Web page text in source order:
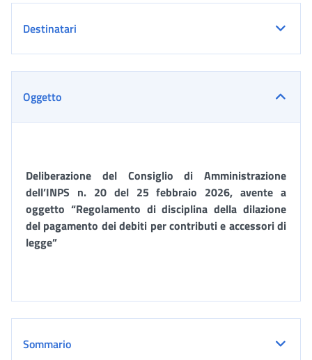
Destinatari
Oggetto
Deliberazione del Consiglio di Amministrazione
dell’INPS n. 20 del 25 febbraio 2026, avente a
oggetto “Regolamento di disciplina della dilazione
del pagamento dei debiti per contributi e accessori di
legge”
Sommario